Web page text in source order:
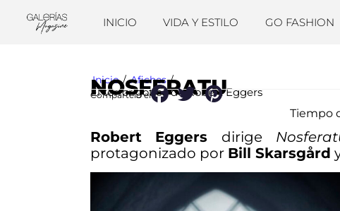
INICIO VIDA Y ESTILO GO FASHION
Inicio / Afiches /
NOSFERATU
El terror gótico de Robert Eggers
Compártelo en:
Tiempo
Robert Eggers dirige
protagonizado por Bill Skarsgård